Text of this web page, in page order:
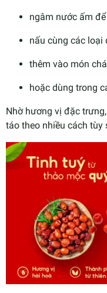
ngâm nước ấm
nấu cùng các loại
thêm vào món
hoặc dùng trong
Nhờ hương vị đặc
táo theo nhiều cách tùy